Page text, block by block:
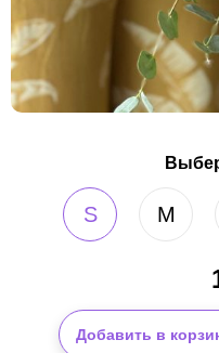
S M
Добавить в